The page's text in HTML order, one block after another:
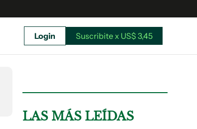
Login Suscribite x US$ 3,45
LAS MÁS LEÍDAS